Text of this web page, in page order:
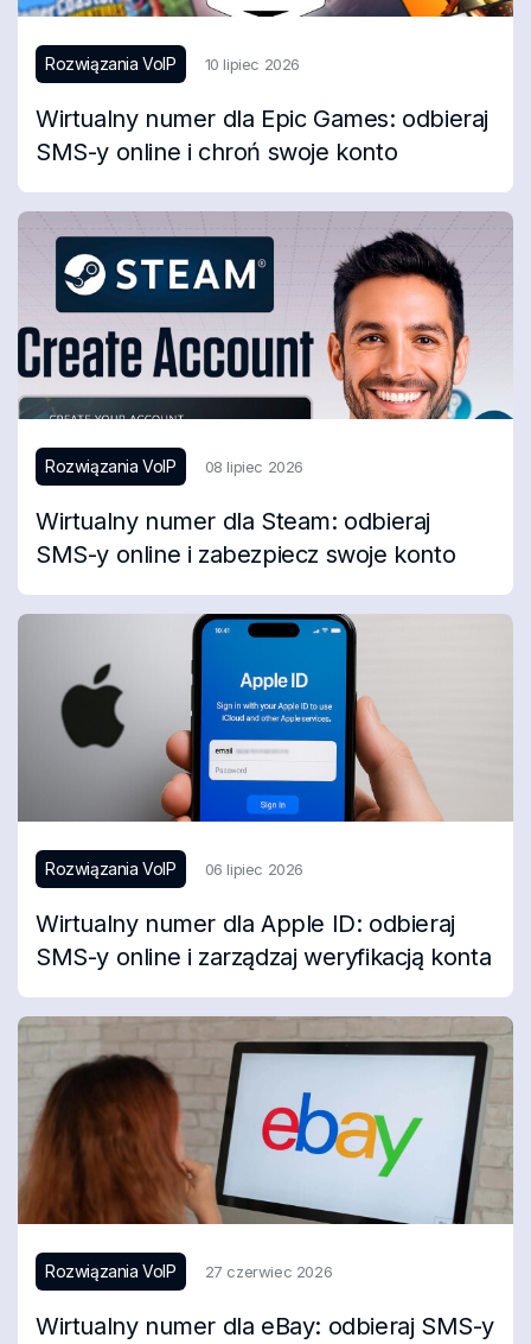
Rozwiązania VoIP 10 lipiec 2026
Wirtualny numer dla Epic Games: odbieraj
SMS-y online i chroń swoje konto
Rozwiązania VoIP 08 lipiec 2026
Wirtualny numer dla Steam: odbieraj
SMS-y online i zabezpiecz swoje konto
Rozwiązania VoIP 06 lipiec 2026
Wirtualny numer dla Apple ID: odbieraj
SMS-y online i zarządzaj weryfikacją konta
Rozwiązania VoIP 27 czerwiec 2026
Wirtualny numer dla eBay: odbieraj SMS-y